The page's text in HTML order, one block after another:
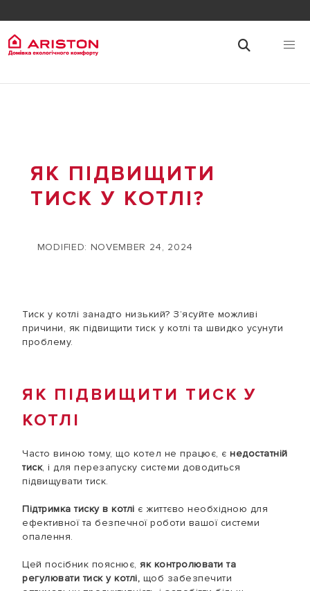
ЯК ПІДВИЩИТИ
ТИСК У КОТЛІ?
MODIFIED: NOVEMBER 24, 2024
Тиск у котлі занадто низький? З’ясуйте можливі
причини, як підвищити тиск у котлі та швидко усунути
проблему.
ЯК ПІДВИЩИТИ ТИСК У
КОТЛІ
Часто виною тому, що котел не працює, є недостатній
тиск, і для перезапуску системи доводиться
підвищувати тиск.
Підтримка тиску в котлі є життєво необхідною для
ефективної та безпечної роботи вашої системи
опалення.
Цей посібник пояснює, як контролювати та
регулювати тиск у котлі, щоб забезпечити